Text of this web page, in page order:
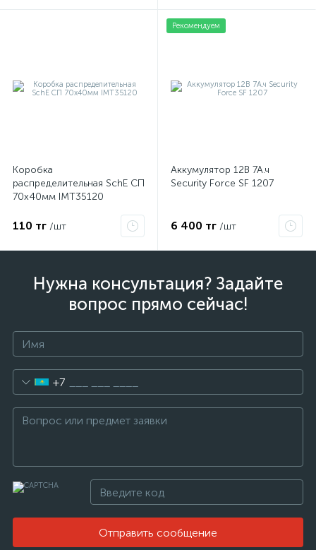
Коробка
распределительная SchE СП
70х40мм IMT35120
110 тг /шт
Рекомендуем
Аккумулятор 12В 7А.ч
Security Force SF 1207
6 400 тг /шт
Нужна консультация? Задайте
вопрос прямо сейчас!
+7
Отправить сообщение